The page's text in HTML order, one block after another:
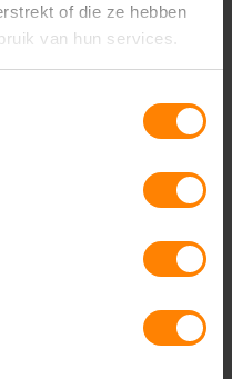
of die ze hebben
van hun services.